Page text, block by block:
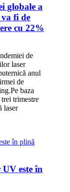
globale a
fi de
cu 22%
de
laser
anul
de
baza
trimestre
laser
este în